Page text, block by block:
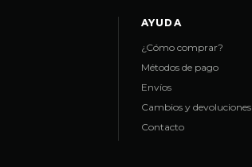
AYUDA
¿Cómo comprar?
Métodos de pago
Envíos
Cambios y devoluciones
Contacto